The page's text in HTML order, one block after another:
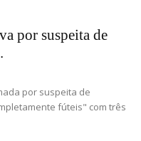
por suspeita de
por suspeita de
fúteis" com três